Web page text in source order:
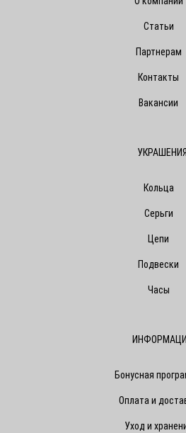
Статьи
Партнерам
Контакты
Вакансии
УКРАШЕНИЯ
Кольца
Серьги
Цепи
Подвески
Часы
Бонусная
Оплата и
Уход и